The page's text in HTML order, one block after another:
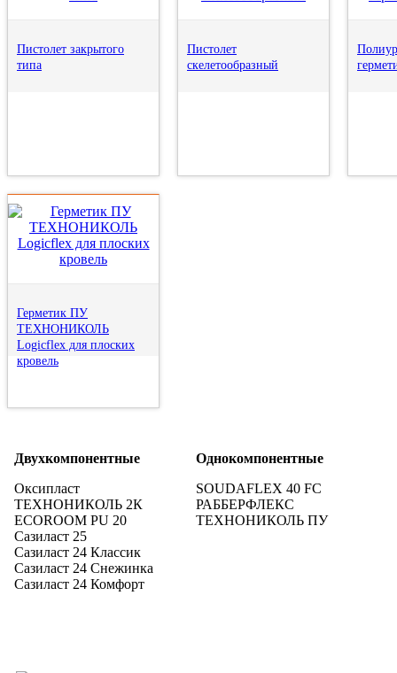
Пистолет закрытого
типа
Пистолет
скелетообразный
Герметик ПУ
ТЕХНОНИКОЛЬ
Logicflex для плоских
кровель
Двухкомпонентные
Однокомпонентные
Оксипласт
ТЕХНОНИКОЛЬ 2К
ECOROOM PU 20
Сазиласт 25
Сазиласт 24 Классик
Сазиласт 24 Снежинка
Сазиласт 24 Комфорт
SOUDAFLEX 40 FC
РАББЕРФЛЕКС
ТЕХНОНИКОЛЬ ПУ